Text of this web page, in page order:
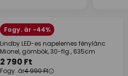
Fogy. ár -44%
Lindby LED-es napelemes fénylánc
Mionel, gömbök, 30-flg., 635cm
2 790 Ft
Fogy. ár4 990 Ft